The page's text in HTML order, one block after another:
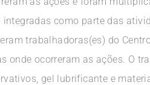
como parte das
trabalhadoras(es) do
ocorreram as ações. O
gel lubrificante e